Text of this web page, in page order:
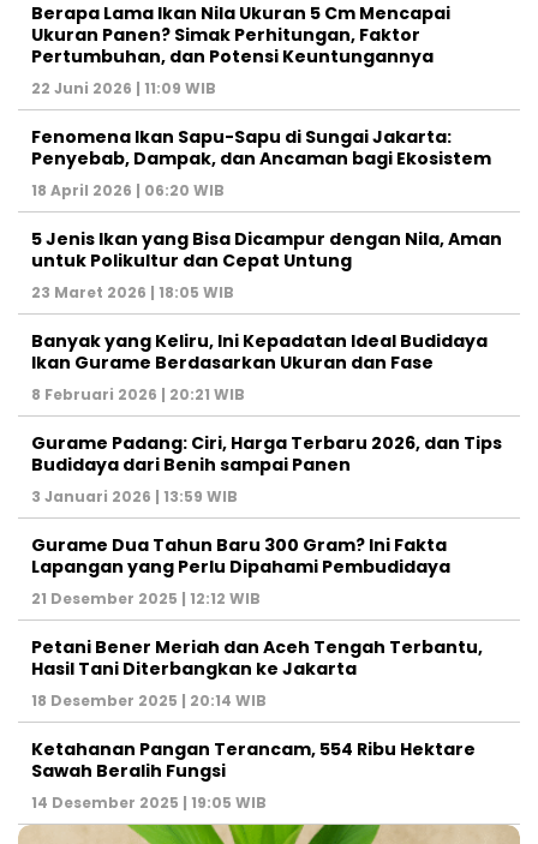
Berapa Lama Ikan Nila Ukuran 5 Cm Mencapai
Ukuran Panen? Simak Perhitungan, Faktor
Pertumbuhan, dan Potensi Keuntungannya
22 Juni 2026 | 11:09 WIB
Fenomena Ikan Sapu-Sapu di Sungai Jakarta:
Penyebab, Dampak, dan Ancaman bagi Ekosistem
18 April 2026 | 06:20 WIB
5 Jenis Ikan yang Bisa Dicampur dengan Nila, Aman
untuk Polikultur dan Cepat Untung
23 Maret 2026 | 18:05 WIB
Banyak yang Keliru, Ini Kepadatan Ideal Budidaya
Ikan Gurame Berdasarkan Ukuran dan Fase
8 Februari 2026 | 20:21 WIB
Gurame Padang: Ciri, Harga Terbaru 2026, dan Tips
Budidaya dari Benih sampai Panen
3 Januari 2026 | 13:59 WIB
Gurame Dua Tahun Baru 300 Gram? Ini Fakta
Lapangan yang Perlu Dipahami Pembudidaya
21 Desember 2025 | 12:12 WIB
Petani Bener Meriah dan Aceh Tengah Terbantu,
Hasil Tani Diterbangkan ke Jakarta
18 Desember 2025 | 20:14 WIB
Ketahanan Pangan Terancam, 554 Ribu Hektare
Sawah Beralih Fungsi
14 Desember 2025 | 19:05 WIB